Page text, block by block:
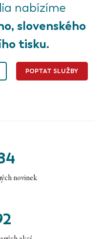
nabízíme
slovenského
tisku.
POPTAT SLUŽBY
novinek